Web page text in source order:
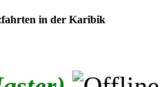
in der Karibik